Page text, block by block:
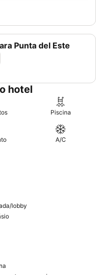
Punta del Este
hotel
Piscina
A/C
lobby